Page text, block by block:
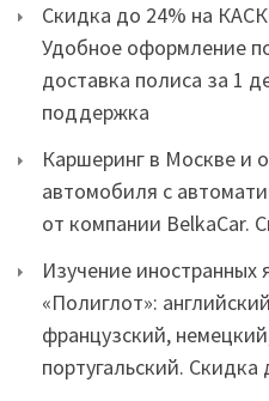
Скидка до 24% на
Удобное оформление
доставка полиса за 1
поддержка
Каршеринг в Москве и
автомобиля с
от компании BelkaCar.
Изучение иностранных
«Полиглот»:
французский,
португальский. Скидка